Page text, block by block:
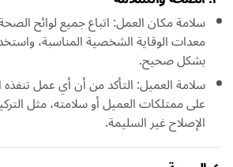
سلامة مكان العمل: اتباع جميع لوائح الصحة
معدات الوقاية الشخصية المناسبة،
بشكل صحيح.
سلامة العميل: التأكد من أن أي عمل
على ممتلكات العميل أو سلامته، مثل
الإصلاح غير السليمة.